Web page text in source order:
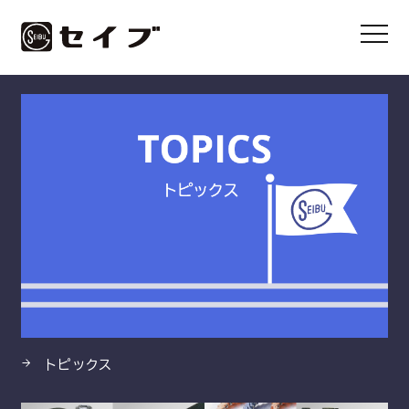
HOME 製品 ノンアス®うず巻形ガスケット
トピックス